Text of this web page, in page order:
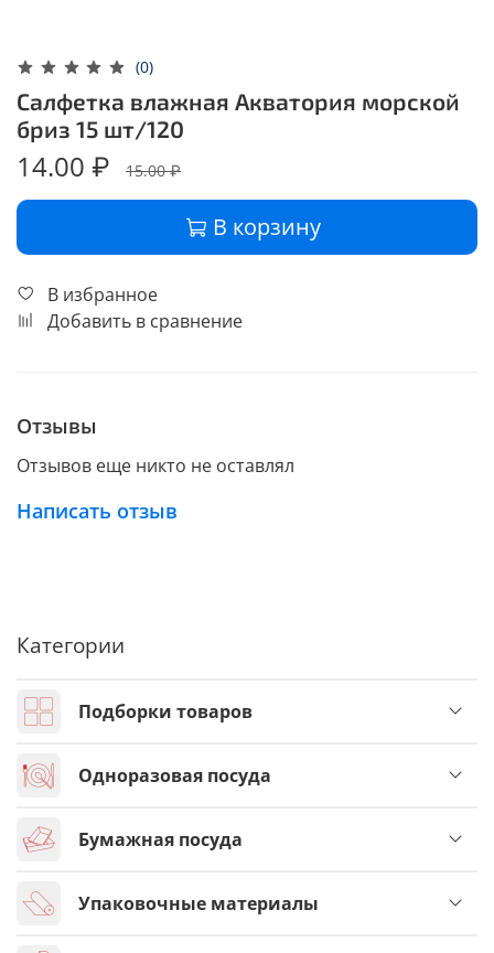
(0)
Салфетка влажная Акватория морской
бриз 15 шт/120
14.00 ₽ 15.00 ₽
В корзину
В избранное
Добавить в сравнение
Отзывы
Отзывов еще никто не оставлял
Написать отзыв
Категории
Подборки товаров
Одноразовая посуда
Бумажная посуда
Упаковочные материалы